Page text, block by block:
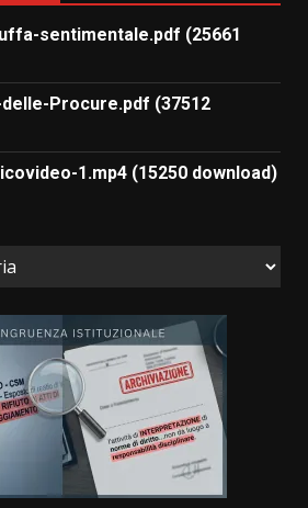
sentimentale.pdf (25661
Procure.pdf (37512
1.mp4 (15250 download)